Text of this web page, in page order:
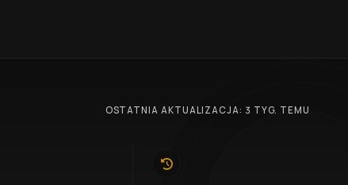
OSTATNIA AKTUALIZACJA: 3 TYG. TEMU